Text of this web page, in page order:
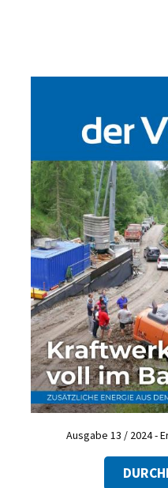
Ausgabe 13 / 2024 -